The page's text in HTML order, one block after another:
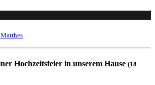
Hochzeitsfeier in unserem Hause (18